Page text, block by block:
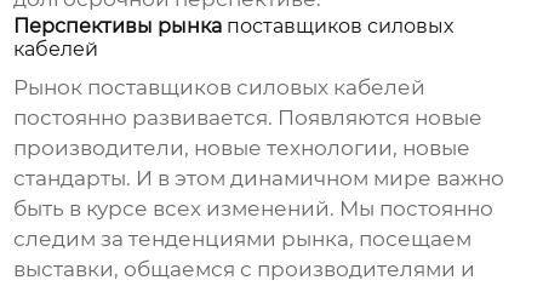
Перспективы рынка поставщиков силовых
кабелей
Рынок поставщиков силовых кабелей
постоянно развивается. Появляются новые
производители, новые технологии, новые
стандарты. И в этом динамичном мире важно
быть в курсе всех изменений. Мы постоянно
следим за тенденциями рынка, посещаем
выставки, общаемся с производителями и